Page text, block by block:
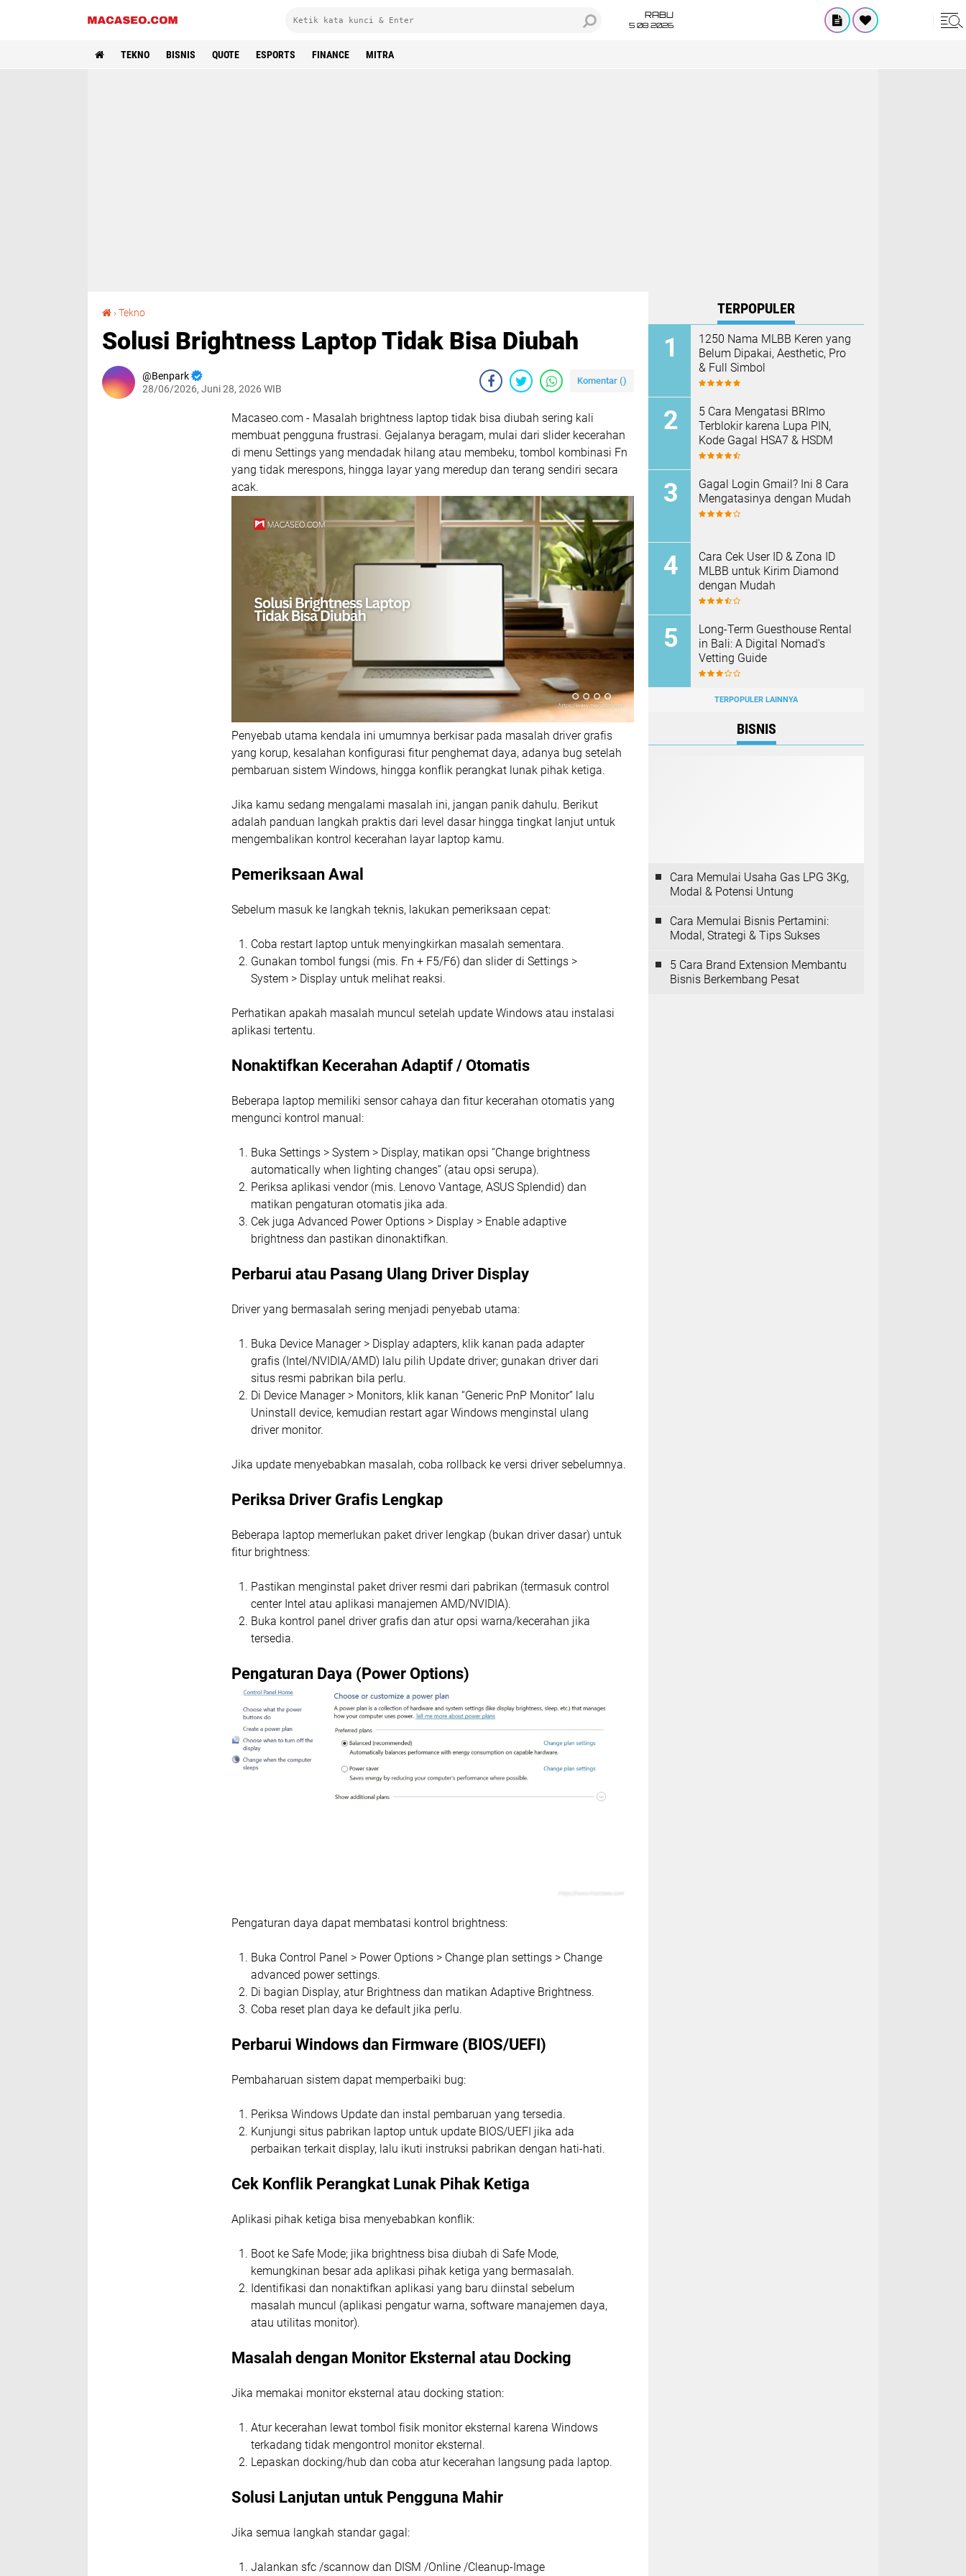
RABU
5 08 2026
TEKNO BISNIS QUOTE ESPORTS FINANCE MITRA
›Tekno
Solusi Brightness Laptop Tidak Bisa Diubah
Benpark
28/06/2026, Juni 28, 2026 WIB
Komentar ()
Macaseo.com - Masalah brightness laptop tidak bisa diubah sering kali
membuat pengguna frustrasi. Gejalanya beragam, mulai dari slider kecerahan
di menu Settings yang mendadak hilang atau membeku, tombol kombinasi Fn
yang tidak merespons, hingga layar yang meredup dan terang sendiri secara
acak.
Penyebab utama kendala ini umumnya berkisar pada masalah driver grafis
yang korup, kesalahan konfigurasi fitur penghemat daya, adanya bug setelah
pembaruan sistem Windows, hingga konflik perangkat lunak pihak ketiga.
Jika kamu sedang mengalami masalah ini, jangan panik dahulu. Berikut
adalah panduan langkah praktis dari level dasar hingga tingkat lanjut untuk
mengembalikan kontrol kecerahan layar laptop kamu.
Pemeriksaan Awal
Sebelum masuk ke langkah teknis, lakukan pemeriksaan cepat:
Coba restart laptop untuk menyingkirkan masalah sementara.
Gunakan tombol fungsi (mis. Fn + F5/F6) dan slider di Settings >
System > Display untuk melihat reaksi.
Perhatikan apakah masalah muncul setelah update Windows atau instalasi
aplikasi tertentu.
Nonaktifkan Kecerahan Adaptif / Otomatis
Beberapa laptop memiliki sensor cahaya dan fitur kecerahan otomatis yang
mengunci kontrol manual:
Buka Settings > System > Display, matikan opsi “Change brightness
automatically when lighting changes” (atau opsi serupa).
Periksa aplikasi vendor (mis. Lenovo Vantage, ASUS Splendid) dan
matikan pengaturan otomatis jika ada.
Cek juga Advanced Power Options > Display > Enable adaptive
brightness dan pastikan dinonaktifkan.
Perbarui atau Pasang Ulang Driver Display
Driver yang bermasalah sering menjadi penyebab utama:
Buka Device Manager > Display adapters, klik kanan pada adapter
grafis (Intel/NVIDIA/AMD) lalu pilih Update driver; gunakan driver dari
situs resmi pabrikan bila perlu.
Di Device Manager > Monitors, klik kanan “Generic PnP Monitor” lalu
Uninstall device, kemudian restart agar Windows menginstal ulang
driver monitor.
Jika update menyebabkan masalah, coba rollback ke versi driver sebelumnya.
Periksa Driver Grafis Lengkap
Beberapa laptop memerlukan paket driver lengkap (bukan driver dasar) untuk
fitur brightness:
Pastikan menginstal paket driver resmi dari pabrikan (termasuk control
center Intel atau aplikasi manajemen AMD/NVIDIA).
Buka kontrol panel driver grafis dan atur opsi warna/kecerahan jika
tersedia.
Pengaturan Daya (Power Options)
Pengaturan daya dapat membatasi kontrol brightness:
Buka Control Panel > Power Options > Change plan settings > Change
advanced power settings.
Di bagian Display, atur Brightness dan matikan Adaptive Brightness.
Coba reset plan daya ke default jika perlu.
Perbarui Windows dan Firmware (BIOS/UEFI)
Pembaharuan sistem dapat memperbaiki bug:
Periksa Windows Update dan instal pembaruan yang tersedia.
Kunjungi situs pabrikan laptop untuk update BIOS/UEFI jika ada
perbaikan terkait display, lalu ikuti instruksi pabrikan dengan hati-hati.
Cek Konflik Perangkat Lunak Pihak Ketiga
Aplikasi pihak ketiga bisa menyebabkan konflik:
Boot ke Safe Mode; jika brightness bisa diubah di Safe Mode,
kemungkinan besar ada aplikasi pihak ketiga yang bermasalah.
Identifikasi dan nonaktifkan aplikasi yang baru diinstal sebelum
masalah muncul (aplikasi pengatur warna, software manajemen daya,
atau utilitas monitor).
Masalah dengan Monitor Eksternal atau Docking
Jika memakai monitor eksternal atau docking station:
Atur kecerahan lewat tombol fisik monitor eksternal karena Windows
terkadang tidak mengontrol monitor eksternal.
Lepaskan docking/hub dan coba atur kecerahan langsung pada laptop.
Solusi Lanjutan untuk Pengguna Mahir
Jika semua langkah standar gagal:
Jalankan sfc /scannow dan DISM /Online /Cleanup-Image
TERPOPULER
1250 Nama MLBB Keren yang
Belum Dipakai, Aesthetic, Pro
& Full Simbol
5 Cara Mengatasi BRImo
Terblokir karena Lupa PIN,
Kode Gagal HSA7 & HSDM
Gagal Login Gmail? Ini 8 Cara
Mengatasinya dengan Mudah
Cara Cek User ID & Zona ID
MLBB untuk Kirim Diamond
dengan Mudah
Long-Term Guesthouse Rental
in Bali: A Digital Nomad's
Vetting Guide
TERPOPULER LAINNYA
BISNIS
Cara Memulai Usaha Gas LPG 3Kg,
Modal & Potensi Untung
Cara Memulai Bisnis Pertamini:
Modal, Strategi & Tips Sukses
5 Cara Brand Extension Membantu
Bisnis Berkembang Pesat